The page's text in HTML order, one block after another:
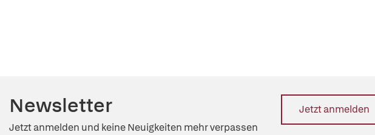
Newsletter
Jetzt anmelden und keine Neuigkeiten mehr verpassen
Jetzt anmelden